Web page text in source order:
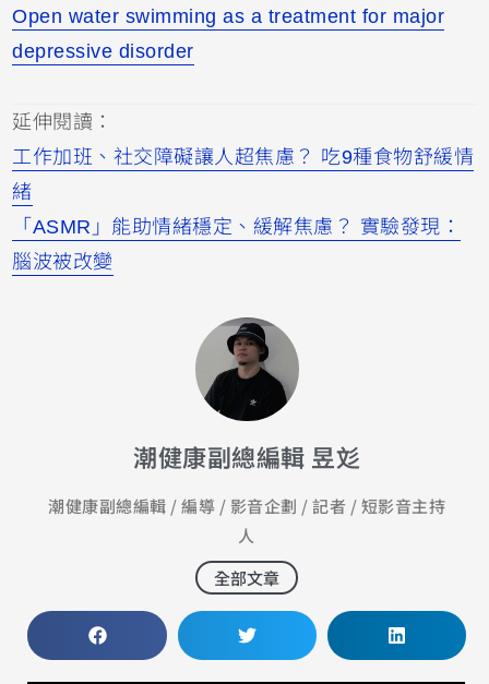
Open water swimming as a treatment for major
depressive disorder
延伸閱讀：
工作加班、社交障礙讓人超焦慮？ 吃9種食物舒緩情
緒
「ASMR」能助情緒穩定、緩解焦慮？ 實驗發現：
腦波被改變
潮健康副總編輯 昱彣
潮健康副總編輯 / 編導 / 影音企劃 / 記者 / 短影音主持
人
全部文章